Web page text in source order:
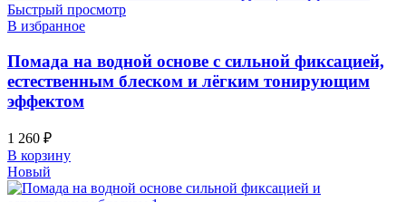
Быстрый просмотр
В избранное
Помада на водной основе с сильной фиксацией,
естественным блеском и лёгким тонирующим
эффектом
1 260 ₽
В корзину
Новый